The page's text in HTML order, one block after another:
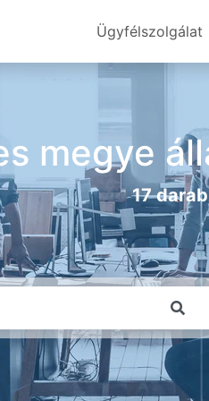
Ügyfélszolgálat
megye
17